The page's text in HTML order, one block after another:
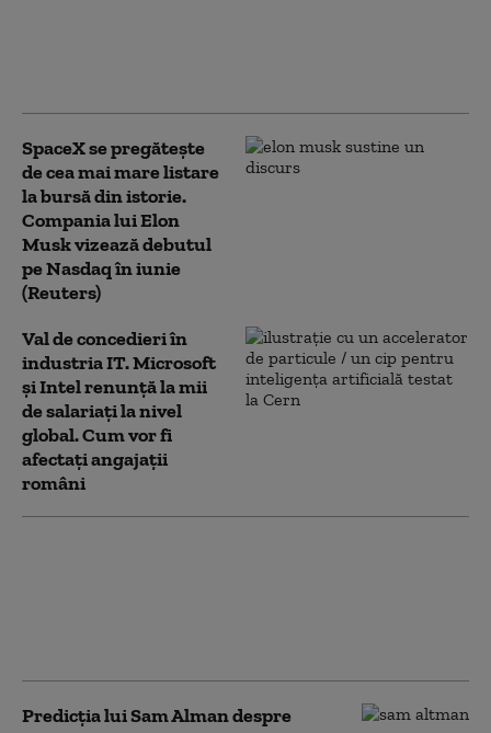
SpaceX se pregăteşte
de cea mai mare listare
la bursă din istorie.
Compania lui Elon
Musk vizează debutul
pe Nasdaq în iunie
(Reuters)
Val de concedieri în
industria IT. Microsoft
și Intel renunță la mii
de salariați la nivel
global. Cum vor fi
afectați angajații
români
Predicția lui Sam Alman despre